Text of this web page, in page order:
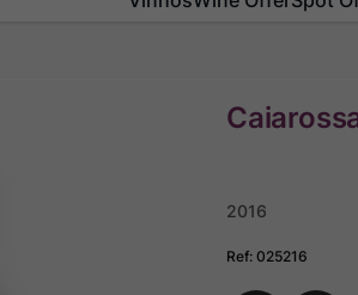
2016
Ref:025216